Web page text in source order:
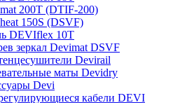
200T (DTIF-200)
150S (DSVF)
DEVIflex 10T
зеркал Devimat DSVF
Devirail
маты Devidry
Devi
кабели DEVI